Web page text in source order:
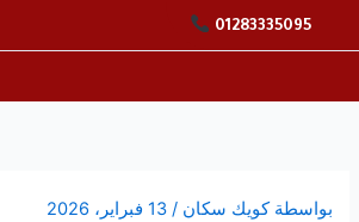
01283335095
بواسطة كويك سكان/13 فبراير، 2026